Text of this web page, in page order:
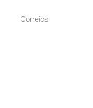
o
r
Correios